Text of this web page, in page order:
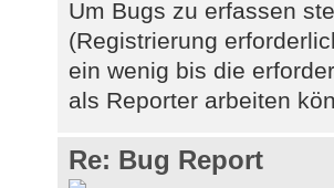
Um Bugs zu erfassen
(Registrierung
ein wenig bis die
als Reporter arbeiten
Re: Bug Report